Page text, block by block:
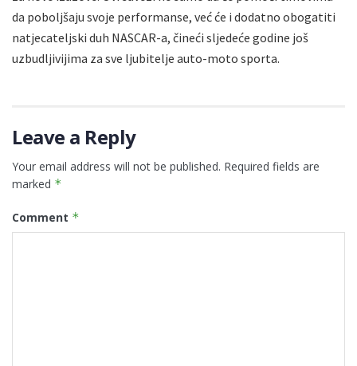
da poboljšaju svoje performanse, već će i dodatno obogatiti
natjecateljski duh NASCAR-a, čineći sljedeće godine još
uzbudljivijima za sve ljubitelje auto-moto sporta.
Leave a Reply
Your email address will not be published. Required fields are
marked *
Comment *